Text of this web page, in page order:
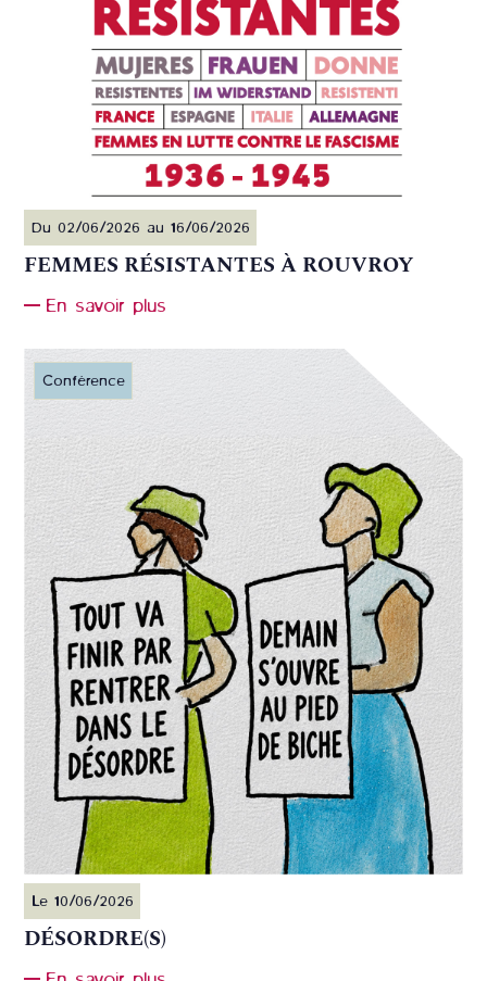
Du 02/06/2026 au 16/06/2026
FEMMES RÉSISTANTES À ROUVROY
En savoir plus
Conférence
Le 10/06/2026
DÉSORDRE(S)